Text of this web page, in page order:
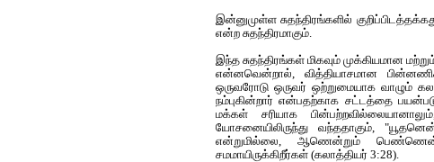
இன்னுமுள்ள சுதந்திரங்களில்
என்ற சுதந்திரமாகும்.
இந்த சுதந்திரங்கள் மிகவும் முக்கியமான
என்னவென்றால், வித்தியாசமான
ஒருவரோடு ஒருவர் ஒற்றுமையாக வாழும்
நம்புகின்றார் என்பதற்காக சட்டத்தை
மக்கள் சரியாக
யோசனையிலிருந்து வந்ததாகும்,
என்றுமில்லை, ஆணென்றும்
சமமாயிருக்கிறீர்கள் (கலாத்தியர் 3:28).